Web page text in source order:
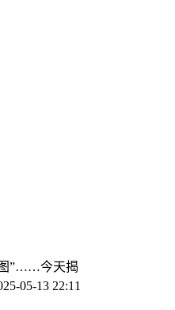
图”……今天揭
05-13 22:11